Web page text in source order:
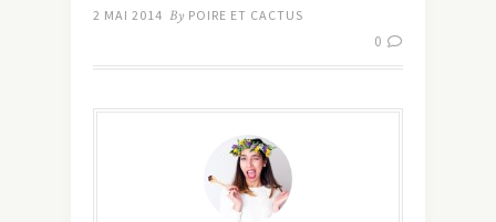
2 MAI 2014 By POIRE ET CACTUS
0